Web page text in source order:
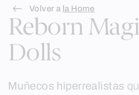
Skip
content
Volver a la Home
Reborn
Dolls
Muñecos hiperrealistas